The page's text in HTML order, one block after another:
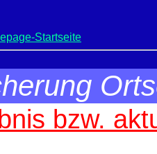
Startseite
bzw.